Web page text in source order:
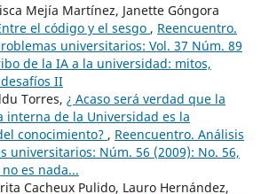
Mejía Martínez, Janette Góngora
el código y el sesgo , Reencuentro.
universitarios: Vol. 37 Núm. 89
de la IA a la universidad: mitos,
II
Torres, ¿ Acaso será verdad que la
interna de la Universidad es la
conocimiento? , Reencuentro. Análisis
universitarios: Núm. 56 (2009): No. 56,
es nada...
Cacheux Pulido, Lauro Hernández,